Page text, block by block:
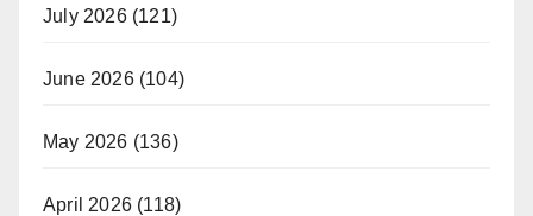
July 2026(121)
June 2026(104)
May 2026 (136)
April 2026 (118)